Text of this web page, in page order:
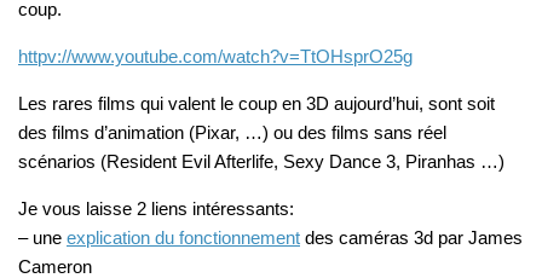
coup.
httpv://www.youtube.com/watch?v=TtOHsprO25g
Les rares films qui valent le coup en 3D aujourd’hui, sont soit
des films d’animation (Pixar, …) ou des films sans réel
scénarios (Resident Evil Afterlife, Sexy Dance 3, Piranhas …)
Je vous laisse 2 liens intéressants:
– une explication du fonctionnement des caméras 3d par James
Cameron